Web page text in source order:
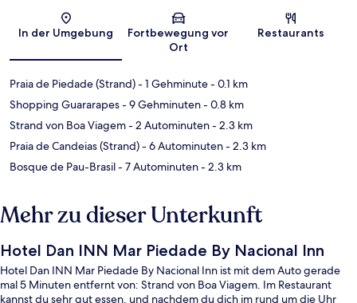
In der Umgebung
Fortbewegung vor
Ort
Restaurants
Praia de Piedade (Strand)- 1 Gehminute- 0.1 km
Shopping Guararapes- 9 Gehminuten- 0.8 km
Strand von Boa Viagem- 2 Autominuten- 2.3 km
Praia de Candeias (Strand)- 6 Autominuten- 2.3 km
Bosque de Pau-Brasil- 7 Autominuten- 2.3 km
Mehr zu dieser Unterkunft
Hotel Dan INN Mar Piedade By Nacional Inn
Hotel Dan INN Mar Piedade By Nacional Inn ist mit dem Auto gerade
mal 5 Minuten entfernt von: Strand von Boa Viagem. Im Restaurant
kannst du sehr gut essen, und nachdem du dich im rund um die Uhr